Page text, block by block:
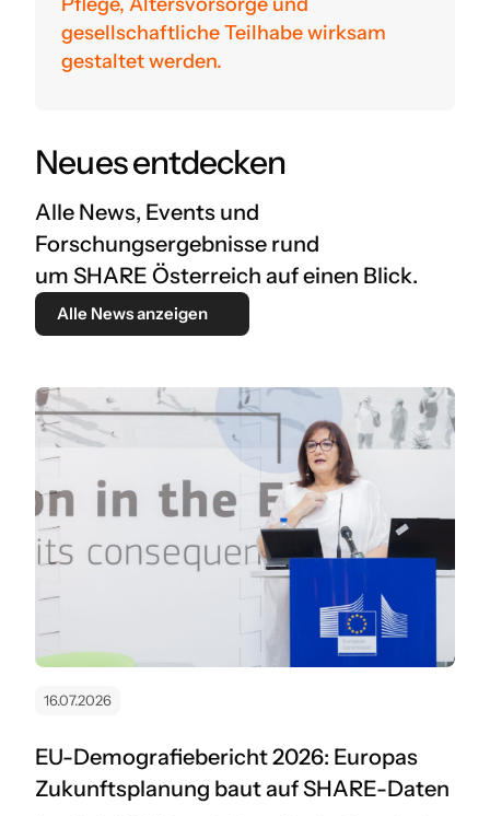
gesellschaftliche Teilhabe wirksam
gestaltet werden.
Neues entdecken
Alle News, Events und
Forschungsergebnisse rund
um SHARE Österreich auf einen Blick.
Alle News anzeigen
16.07.2026
EU-Demografiebericht 2026: Europas
Zukunftsplanung baut auf SHARE-Daten